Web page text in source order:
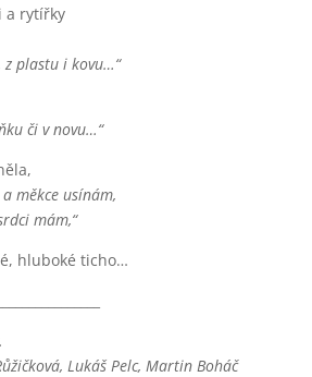
a rytířky
z plastu i kovu…“
či v novu…“
měkce usínám,
mám,“
hluboké ticho…
Lukáš Pelc, Martin Boháč